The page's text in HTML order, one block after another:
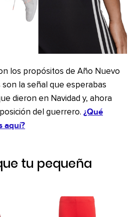
los propósitos de Año Nuevo
la señal que esperabas
dieron en Navidad y, ahora
del guerrero. ¿Qué
aquí?
tu pequeña